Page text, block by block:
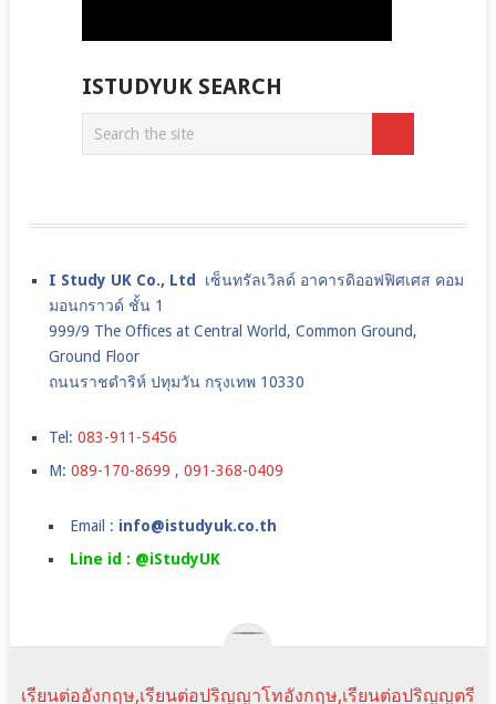
ISTUDYUK SEARCH
I Study UK Co., Ltd เซ็นทรัลเวิลด์ อาคารดิออฟฟิศเศส คอม
มอนกราวด์ ชั้น 1
999/9 The Offices at Central World, Common Ground,
Ground Floor
ถนนราชดำริห์ ปทุมวัน กรุงเทพ 10330
Tel: 083-911-5456
M: 089-170-8699 , 091-368-0409
Email : info@istudyuk.co.th
Line id : @iStudyUK
เรียนต่ออังกฤษ,เรียนต่อปริญญาโทอังกฤษ,เรียนต่อปริญญตรี